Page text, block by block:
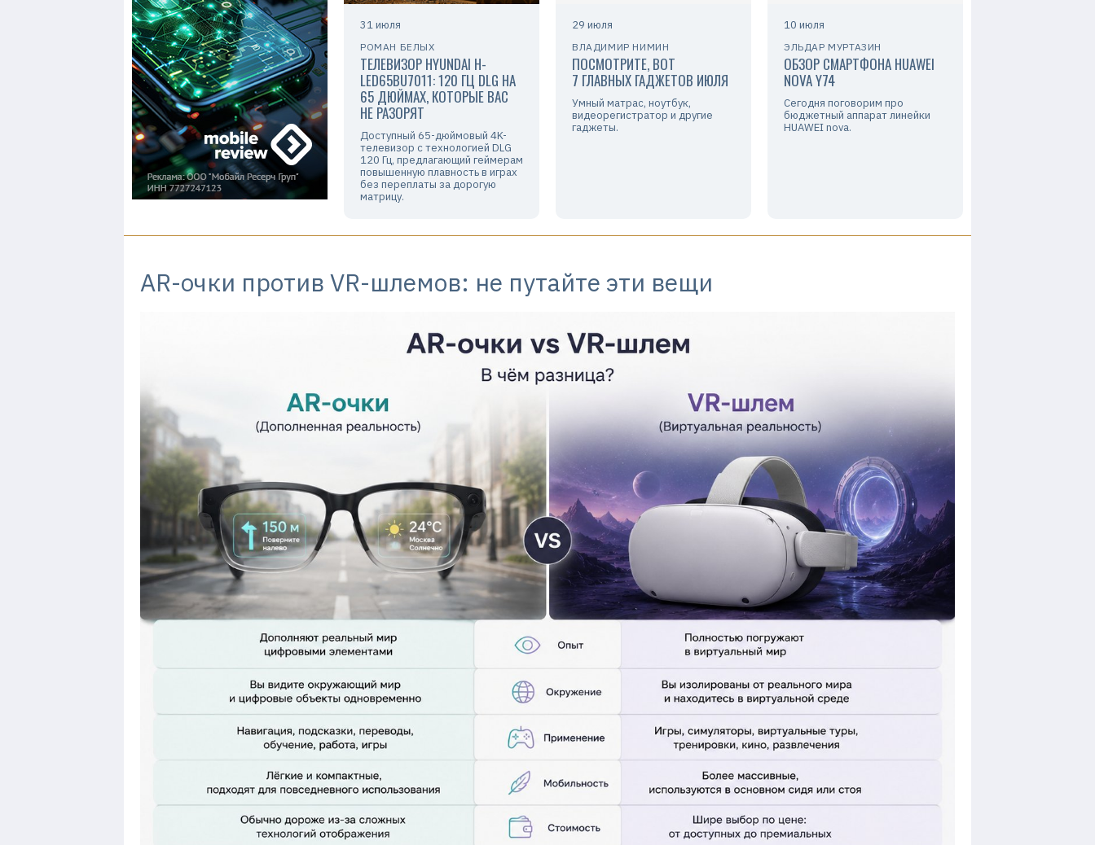
31 июля
РОМАН БЕЛЫХ
ТЕЛЕВИЗОР HYUNDAI H-
LED65BU7011: 120 ГЦ DLG НА
65 ДЮЙМАХ, КОТОРЫЕ ВАС
НЕ РАЗОРЯТ
Доступный 65-дюймовый 4K-
телевизор с технологией DLG
120 Гц, предлагающий геймерам
повышенную плавность в играх
без переплаты за дорогую
матрицу.
29 июля
ВЛАДИМИР НИМИН
ПОСМОТРИТЕ, ВОТ
7 ГЛАВНЫХ ГАДЖЕТОВ ИЮЛЯ
Умный матрас, ноутбук,
видеорегистратор и другие
гаджеты.
10 июля
ЭЛЬДАР МУРТАЗИН
ОБЗОР СМАРТФОНА HUAWEI
NOVA Y74
Сегодня поговорим про
бюджетный аппарат линейки
HUAWEI nova.
AR-очки против VR-шлемов: не путайте эти вещи